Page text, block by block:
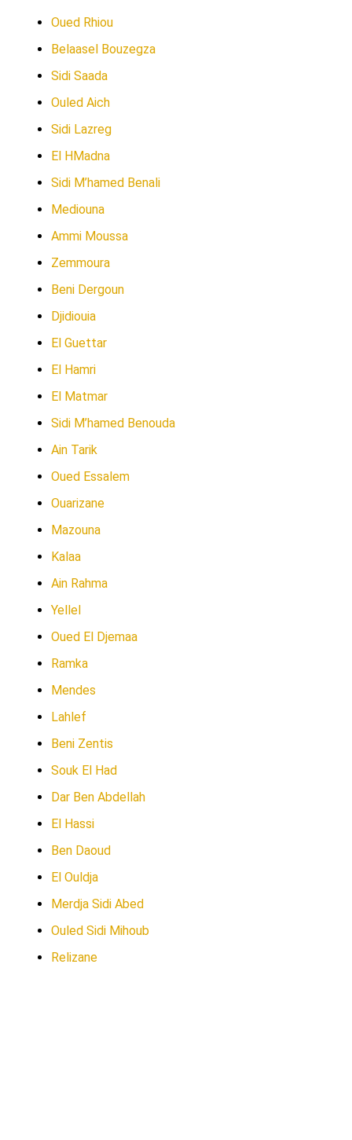
Oued Rhiou
Belaasel Bouzegza
Sidi Saada
Ouled Aich
Sidi Lazreg
El HMadna
Sidi M’hamed Benali
Mediouna
Ammi Moussa
Zemmoura
Beni Dergoun
Djidiouia
El Guettar
El Hamri
El Matmar
Sidi M’hamed Benouda
Ain Tarik
Oued Essalem
Ouarizane
Mazouna
Kalaa
Ain Rahma
Yellel
Oued El Djemaa
Ramka
Mendes
Lahlef
Beni Zentis
Souk El Had
Dar Ben Abdellah
El Hassi
Ben Daoud
El Ouldja
Merdja Sidi Abed
Ouled Sidi Mihoub
Relizane